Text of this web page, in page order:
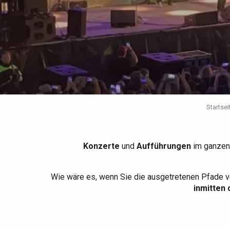
Die gesamte Agenda
Frühling
Wenn es regnet
Mit den Kindern
Unter Freunden
Trendige Orte
Bester Brunch
Restaurants mit
Aufenthalte am Meer
Aufenthalte mit dem
Zug
Fahrradaufenthalte
Konzerte und Aufführungenim
Wie wäre es, wenn Sie die ausgetretenen Pfade
inmitten